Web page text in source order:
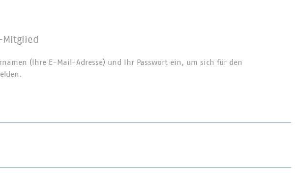
Mitglied
(Ihre E-Mail-Adresse) und Ihr Passwort ein, um sich für den